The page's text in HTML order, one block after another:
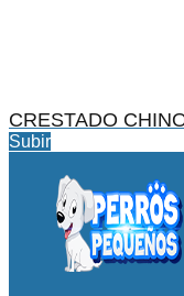
CRESTADO
Subir